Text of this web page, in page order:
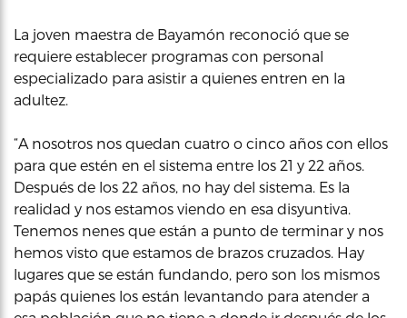
La joven maestra de Bayamón reconoció que se
requiere establecer programas con personal
especializado para asistir a quienes entren en la
adultez.
“A nosotros nos quedan cuatro o cinco años con ellos
para que estén en el sistema entre los 21 y 22 años.
Después de los 22 años, no hay del sistema. Es la
realidad y nos estamos viendo en esa disyuntiva.
Tenemos nenes que están a punto de terminar y nos
hemos visto que estamos de brazos cruzados. Hay
lugares que se están fundando, pero son los mismos
papás quienes los están levantando para atender a